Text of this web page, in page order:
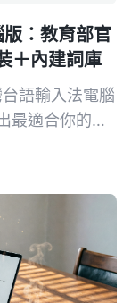
版：教育部官
＋內建詞庫
語輸入法電腦
最適合你的台